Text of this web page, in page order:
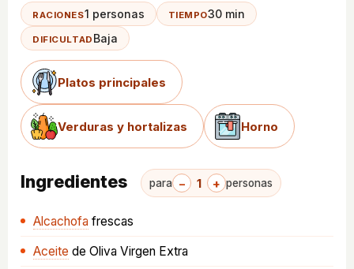
RACIONES1 personas TIEMPO30 min
DIFICULTAD Baja
Platos principales
Verduras y hortalizas Horno
Ingredientes para − 1 + personas
Alcachofa frescas
Aceite de Oliva Virgen Extra